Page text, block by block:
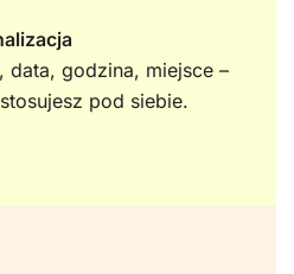
data, godzina, miejsce –
pod siebie.